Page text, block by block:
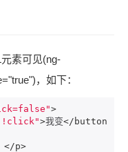
素可见(ng-
，如下：
>
!click">我变</button
</p>